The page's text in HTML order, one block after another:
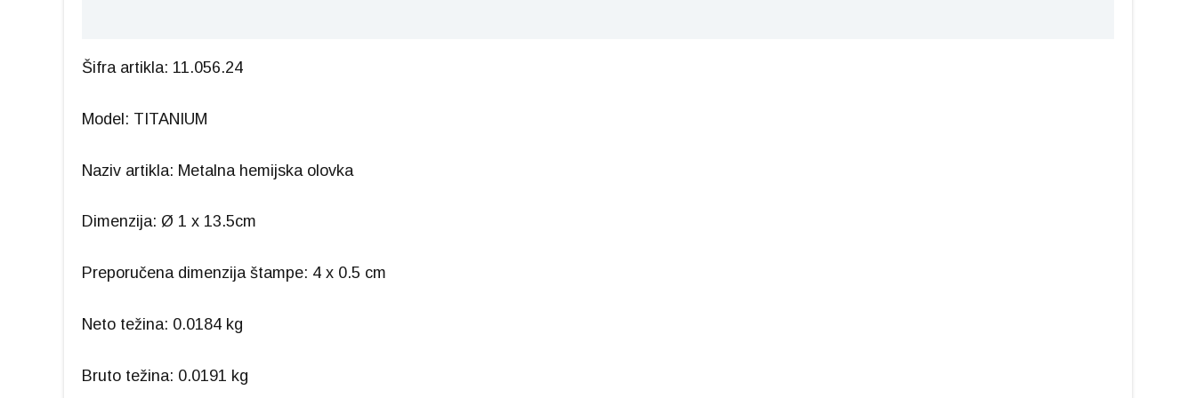
Šifra artikla: 11.056.24
Model: TITANIUM
Naziv artikla: Metalna hemijska olovka
Dimenzija: Ø 1 x 13.5cm
Preporučena dimenzija štampe: 4 x 0.5 cm
Neto težina: 0.0184 kg
Bruto težina: 0.0191 kg